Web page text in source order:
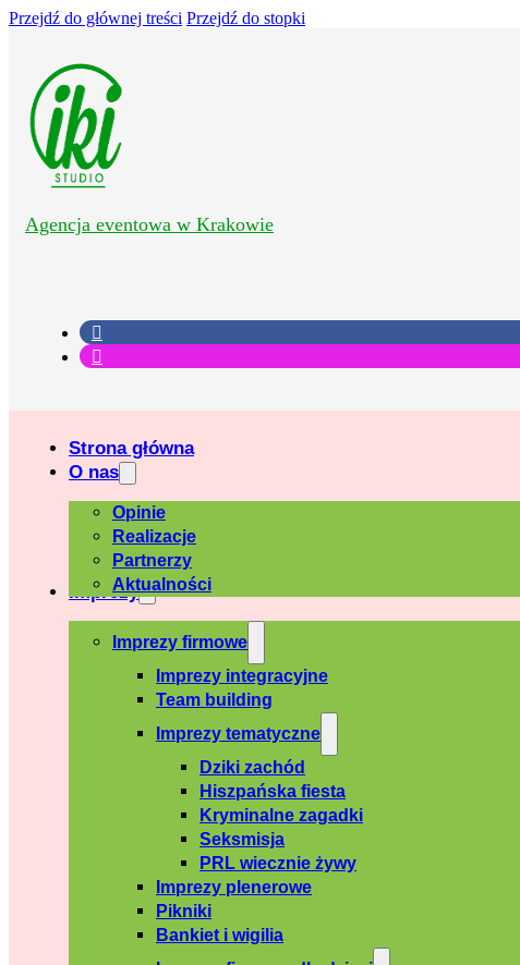
Przejdź do głównej treści Przejdź do stopki
Agencja eventowa w Krakowie
Strona główna
O nas
Opinie
Realizacje
Partnerzy
Aktualności
Imprezy
Imprezy firmowe
Imprezy integracyjne
Team building
Imprezy tematyczne
Dziki zachód
Hiszpańska fiesta
Kryminalne zagadki
Seksmisja
PRL wiecznie żywy
Imprezy plenerowe
Pikniki
Bankiet i wigilia